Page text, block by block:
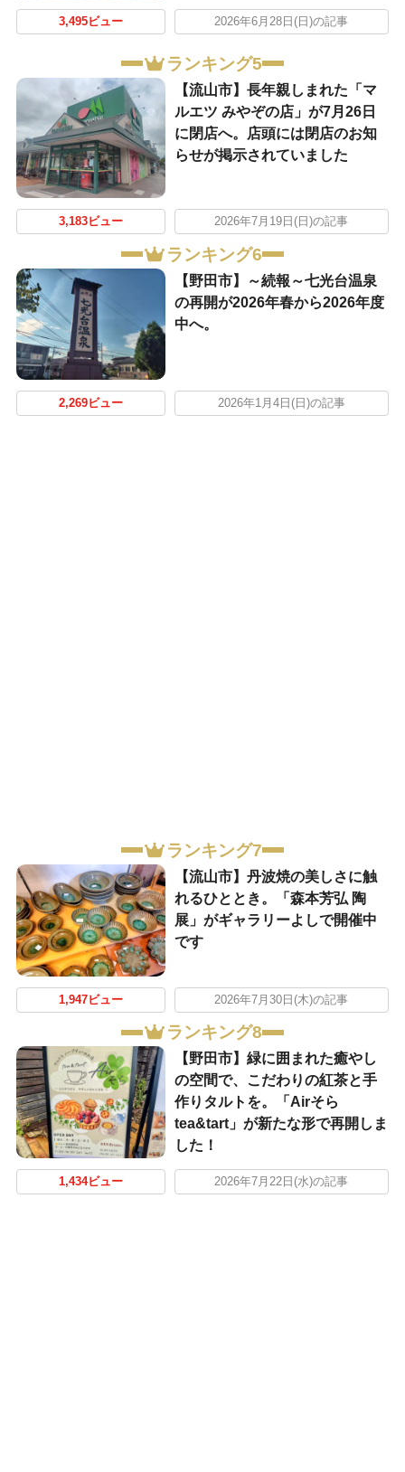
3,495ビュー 2026年6月28日(日)の記事
ランキング5
【流山市】長年親しまれた「マ
ルエツ みやぞの店」が7月26日
に閉店へ。店頭には閉店のお知
らせが掲示されていました
3,183ビュー 2026年7月19日(日)の記事
ランキング6
【野田市】～続報～七光台温泉
の再開が2026年春から2026年度
中へ。
2,269ビュー 2026年1月4日(日)の記事
ランキング7
【流山市】丹波焼の美しさに触
れるひととき。「森本芳弘 陶
展」がギャラリーよしで開催中
です
1,947ビュー 2026年7月30日(木)の記事
ランキング8
【野田市】緑に囲まれた癒やし
の空間で、こだわりの紅茶と手
作りタルトを。「Airそら
tea&tart」が新たな形で再開しま
した！
1,434ビュー 2026年7月22日(水)の記事